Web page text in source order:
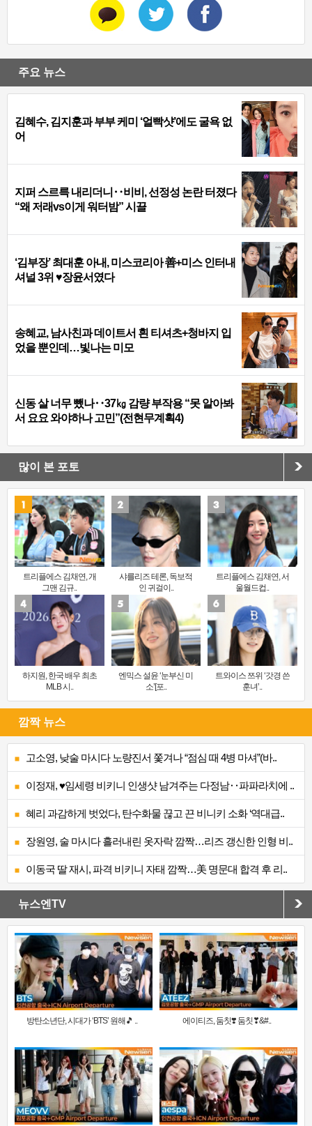
주요 뉴스
김혜수, 김지훈과 부부 케미 ‘얼빡샷’에도 굴욕 없
어
지퍼 스르륵 내리더니‥비비, 선정성 논란 터졌다
“왜 저래vs이게 워터밤” 시끌
‘김부장’ 최대훈 아내, 미스코리아 善+미스 인터내
셔널 3위 ♥장윤서였다
송혜교, 남사친과 데이트서 흰 티셔츠+청바지 입
었을 뿐인데…빛나는 미모
신동 살 너무 뺐나‥37㎏ 감량 부작용 “못 알아봐
서 요요 와야하나 고민”(전현무계획4)
많이 본 포토
트리플에스 김채연, 개
그맨 김규..
샤를리즈 테론, 독보적
인 귀걸이..
트리플에스 김채연, 서
울월드컵..
하지원, 한국 배우 최초
MLB 시..
엔믹스 설윤 ‘눈부신 미
소’[포..
트와이스 쯔위 ‘갓경 쓴
훈녀’..
깜짝 뉴스
고소영, 낮술 마시다 노량진서 쫓겨나 “점심 때 4병 마셔”(바..
이정재, ♥임세령 비키니 인생샷 남겨주는 다정남‥파파라치에 ..
혜리 과감하게 벗었다, 탄수화물 끊고 끈 비니키 소화 ‘역대급..
장원영, 술 마시다 흘러내린 옷자락 깜짝…리즈 갱신한 인형 비..
이동국 딸 재시, 파격 비키니 자태 깜짝…美 명문대 합격 후 리..
뉴스엔TV
방탄소년단, 시대가 ‘BTS’ 원해🎵 .. 에이티즈, 둠칫❣️ 둠칫❣&#..